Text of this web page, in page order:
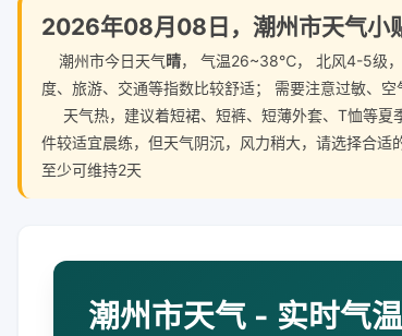
2026年08月08日，潮州市天气小
潮州市今日天气晴， 气温26~38℃， 北风4-5级，
度、旅游、交通等指数比较舒适； 需要注意过敏、空
天气热，建议着短裙、短裤、短薄外套、T恤等夏
件较适宜晨练，但天气阴沉，风力稍大，请选择合
至少可维持2天
潮州市天气 - 实时气